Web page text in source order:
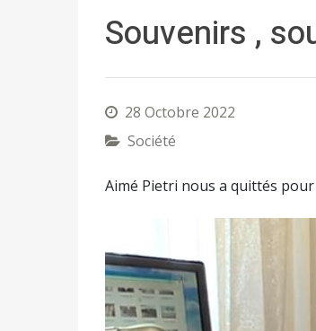
Souvenirs ,
28 Octobre 2022
Société
Aimé Pietri nous a quittés